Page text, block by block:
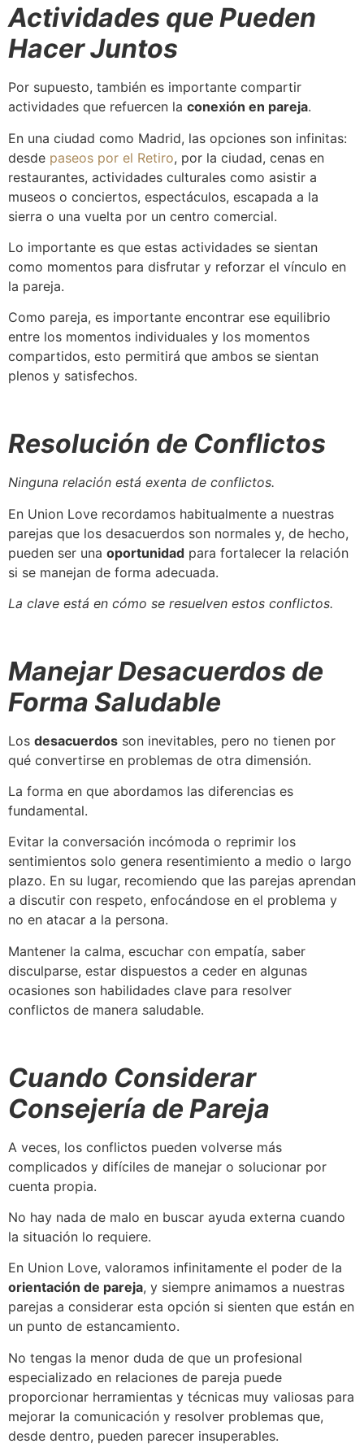
Actividades que Pueden
Hacer Juntos
Por supuesto, también es importante compartir
actividades que refuercen la conexión en pareja.
En una ciudad como Madrid, las opciones son infinitas:
desde paseos por el Retiro, por la ciudad, cenas en
restaurantes, actividades culturales como asistir a
museos o conciertos, espectáculos, escapada a la
sierra o una vuelta por un centro comercial.
Lo importante es que estas actividades se sientan
como momentos para disfrutar y reforzar el vínculo en
la pareja.
Como pareja, es importante encontrar ese equilibrio
entre los momentos individuales y los momentos
compartidos, esto permitirá que ambos se sientan
plenos y satisfechos.
Resolución de Conflictos
Ninguna relación está exenta de conflictos.
En Union Love recordamos habitualmente a nuestras
parejas que los desacuerdos son normales y, de hecho,
pueden ser una oportunidad para fortalecer la relación
si se manejan de forma adecuada.
La clave está en cómo se resuelven estos conflictos.
Manejar Desacuerdos de
Forma Saludable
Los desacuerdos son inevitables, pero no tienen por
qué convertirse en problemas de otra dimensión.
La forma en que abordamos las diferencias es
fundamental.
Evitar la conversación incómoda o reprimir los
sentimientos solo genera resentimiento a medio o largo
plazo. En su lugar, recomiendo que las parejas aprendan
a discutir con respeto, enfocándose en el problema y
no en atacar a la persona.
Mantener la calma, escuchar con empatía, saber
disculparse, estar dispuestos a ceder en algunas
ocasiones son habilidades clave para resolver
conflictos de manera saludable.
Cuando Considerar
Consejería de Pareja
A veces, los conflictos pueden volverse más
complicados y difíciles de manejar o solucionar por
cuenta propia.
No hay nada de malo en buscar ayuda externa cuando
la situación lo requiere.
En Union Love, valoramos infinitamente el poder de la
orientación de pareja, y siempre animamos a nuestras
parejas a considerar esta opción si sienten que están en
un punto de estancamiento.
No tengas la menor duda de que un profesional
especializado en relaciones de pareja puede
proporcionar herramientas y técnicas muy valiosas para
mejorar la comunicación y resolver problemas que,
desde dentro, pueden parecer insuperables.